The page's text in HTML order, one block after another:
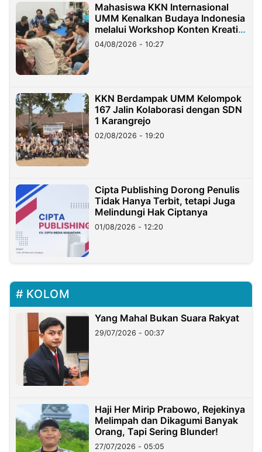
Mahasiswa KKN Internasional
UMM Kenalkan Budaya Indonesia
melalui Workshop Konten Kreatif
di Taiwan
04/08/2026 - 10:27
KKN Berdampak UMM Kelompok
167 Jalin Kolaborasi dengan SDN
1 Karangrejo
02/08/2026 - 19:20
Cipta Publishing Dorong Penulis
Tidak Hanya Terbit, tetapi Juga
Melindungi Hak Ciptanya
01/08/2026 - 12:20
KOLOM
Yang Mahal Bukan Suara Rakyat
29/07/2026 - 00:37
Haji Her Mirip Prabowo, Rejekinya
Melimpah dan Dikagumi Banyak
Orang, Tapi Sering Blunder!
27/07/2026 - 05:05